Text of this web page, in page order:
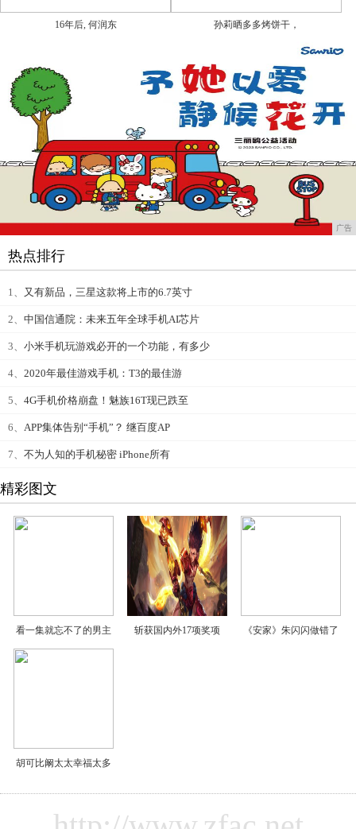
16年后, 何润东 孙莉晒多多烤饼干，
广告
热点排行
1、 又有新品，三星这款将上市的6.7英寸
2、 中国信通院：未来五年全球手机AI芯片
3、 小米手机玩游戏必开的一个功能，有多少
4、 2020年最佳游戏手机：T3的最佳游
5、 4G手机价格崩盘！魅族16T现已跌至
6、 APP集体告别“手机”？ 继百度AP
7、 不为人知的手机秘密 iPhone所有
精彩图文
看一集就忘不了的男主 斩获国内外17项奖项 《安家》朱闪闪做错了
胡可比阚太太幸福太多